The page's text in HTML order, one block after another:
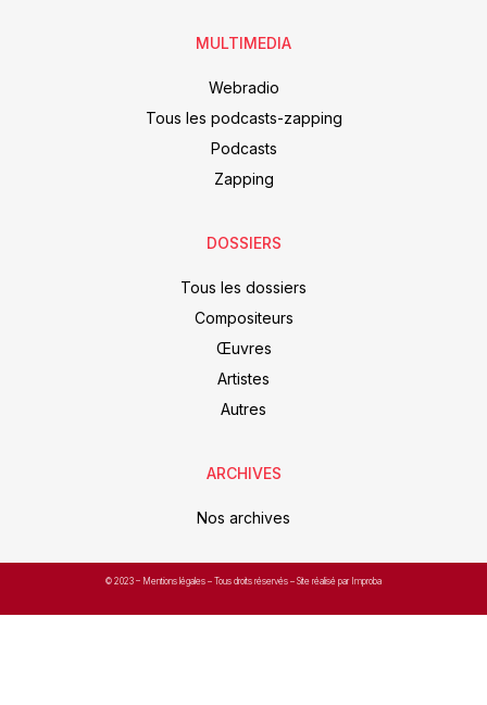
MULTIMEDIA
Webradio
Tous les podcasts-zapping
Podcasts
Zapping
DOSSIERS
Tous les dossiers
Compositeurs
Œuvres
Artistes
Autres
ARCHIVES
Nos archives
© 2023 – Mentions légales – Tous droits réservés – Site réalisé par Improba